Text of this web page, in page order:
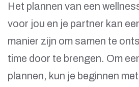
Het plannen van een
voor jou en je partner kan
manier zijn om samen te
time door te brengen. Om
plannen, kun je beginnen